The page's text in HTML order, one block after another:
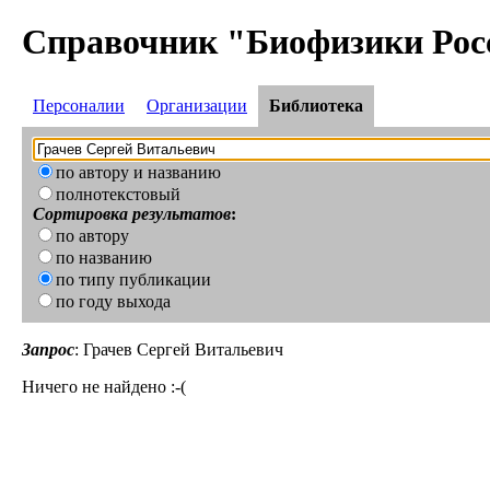
Справочник "Биофизики
Персоналии Организации Библиотека
по автору и названию
полнотекстовый
Сортировка результатов:
по автору
по названию
по типу публикации
по году выхода
Запрос: Грачев Сергей Витальевич
Ничего не найдено :-(